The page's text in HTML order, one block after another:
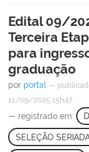
Edital 09/
Terceira
para
graduação
por portal —
11/09/2025 15h47
— registrado em:
SELEÇÃO